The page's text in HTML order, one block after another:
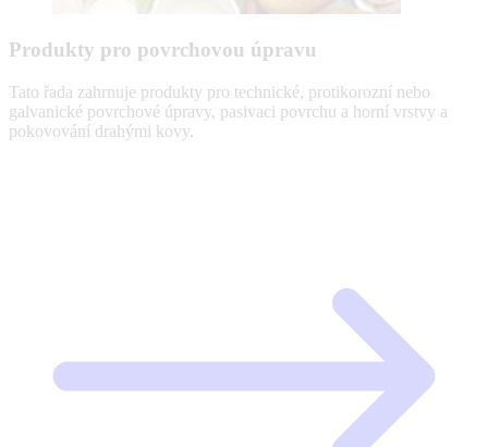
Produkty pro povrchovou úpravu
Tato řada zahrnuje produkty pro technické, protikorozní nebo
galvanické povrchové úpravy, pasivaci povrchu a horní vrstvy a
pokovování drahými kovy.